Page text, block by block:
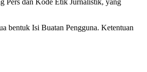
Pers dan Kode Etik Jurnalistik, yang
bentuk Isi Buatan Pengguna. Ketentuan